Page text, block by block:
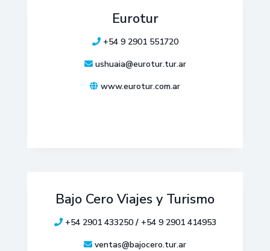
Eurotur
+54 9 2901 551720
ushuaia@eurotur.tur.ar
www.eurotur.com.ar
Bajo Cero Viajes y Turismo
+54 2901 433250/ +54 9 2901 414953
ventas@bajocero.tur.ar